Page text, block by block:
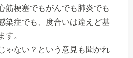
筋梗塞でもがんでも肺炎でも
染症でも、度合いは違えど基
す。
ゃない？という意見も聞かれ